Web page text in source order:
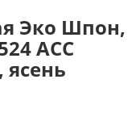
Эко Шпон,
АСС
ясень